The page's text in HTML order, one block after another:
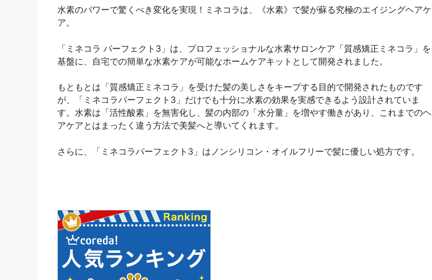
水素のパワーで驚くべき変化を実現！ミネコラは、《水素》で髪が蘇る究極のエイジングヘアケ
ア。
「ミネコラ パーフェクト3」は、プロフェッショナルな水素サロンケア「質感矯正ミネコラ」を
基盤に、自宅での簡単な水素ケアが可能なホームケアキットとして開発されました。
もともとは「質感矯正ミネコラ」を受けた髪の美しさをキープする目的で開発されたものです
が、「ミネコラパーフェクト3」だけでも十分に水素の効果を実感できるよう設計されていま
す。水素は「活性酸素」を無害化し、髪の内部の「水分量」を増やす働きがあり、これまでのヘ
アケアとはまったく違う方法で美髪へと導いてくれます。
さらに、「ミネコラパーフェクト3」はノンシリコン・オイルフリーで髪に優しい処方です。